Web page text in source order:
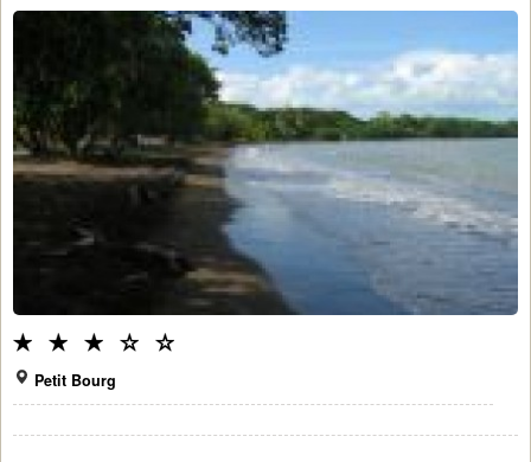
Petit Bourg